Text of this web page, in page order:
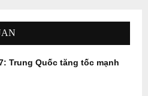
E
A
Trung Quốc tăng tốc mạnh